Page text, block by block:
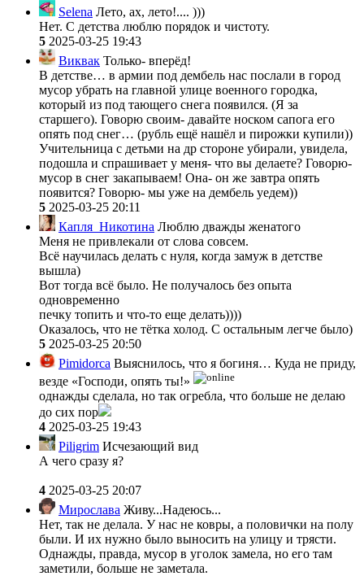
Selena Лето, ах, лето!.... )))
Нет. С детства люблю порядок и чистоту.
5 2025-03-25 19:43
Виквак Только- вперёд!
В детстве… в армии под дембель нас послали в город
мусор убрать на главной улице военного городка,
который из под тающего снега появился. (Я за
старшего). Говорю своим- давайте носком сапога его
опять под снег… (рубль ещё нашёл и пирожки купили))
Учительница с детьми на др стороне убирали, увидела,
подошла и спрашивает у меня- что вы делаете? Говорю-
мусор в снег закапываем! Она- он же завтра опять
появится? Говорю- мы уже на дембель уедем))
5 2025-03-25 20:11
Капля_Никотина Люблю дважды женатого
Меня не привлекали от слова совсем.
Всё научилась делать с нуля, когда замуж в детстве
вышла)
Вот тогда всё было. Не получалось без опыта
одновременно
печку топить и что-то еще делать))))
Оказалось, что не тётка холод. С остальным легче было)
5 2025-03-25 20:50
Pimidorca Выяснилось, что я богиня… Куда не приду,
везде «Господи, опять ты!»
однажды сделала, но так огребла, что больше не делаю
до сих пор
4 2025-03-25 19:43
Piligrim Исчезающий вид
А чего сразу я?
4 2025-03-25 20:07
Мирослава Живу...Надеюсь...
Нет, так не делала. У нас не ковры, а половички на полу
были. И их нужно было выносить на улицу и трясти.
Однажды, правда, мусор в уголок замела, но его там
заметили, больше не заметала.